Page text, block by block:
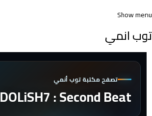
Show menu
توب انمي
تصفح مكتبة توب أنمي
DOLiSH7 : Second Beat